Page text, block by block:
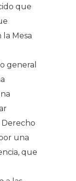
que
Mesa
general
una
que